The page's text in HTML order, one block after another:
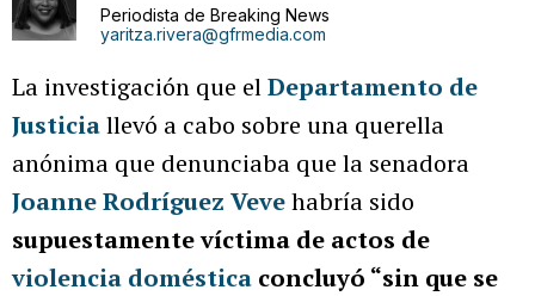
Periodista de Breaking News
yaritza.rivera@gfrmedia.com
La investigación que elDepartamento de
Justiciallevó a cabo sobre una querella
anónima que denunciaba que la senadora
Joanne Rodríguez Vevehabría sido
supuestamente víctima de actos de
violencia doméstica concluyó “sin que se